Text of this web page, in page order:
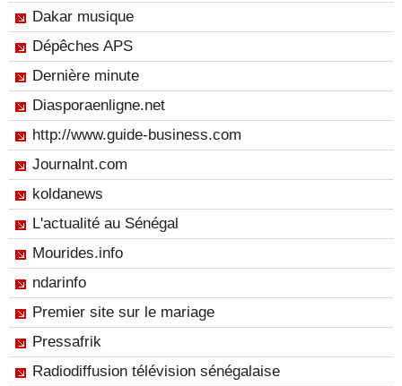
Dakar musique
Dépêches APS
Dernière minute
Diasporaenligne.net
http://www.guide-business.com
Journalnt.com
koldanews
L'actualité au Sénégal
Mourides.info
ndarinfo
Premier site sur le mariage
Pressafrik
Radiodiffusion télévision sénégalaise